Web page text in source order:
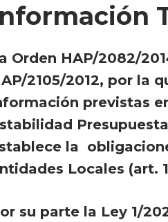
Orden HAP/2082/
2105/2012, por la
previstas
la
Locales (art.
su parte la Ley 1/